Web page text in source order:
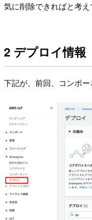
気に削除できればと考え
2 デプロイ情報
下記が、前回、コンポ